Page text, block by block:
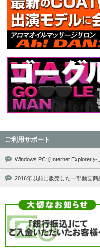
ご利用サポート
Windows PCでInternet Explorerを
2016年以前に販売した一部動画